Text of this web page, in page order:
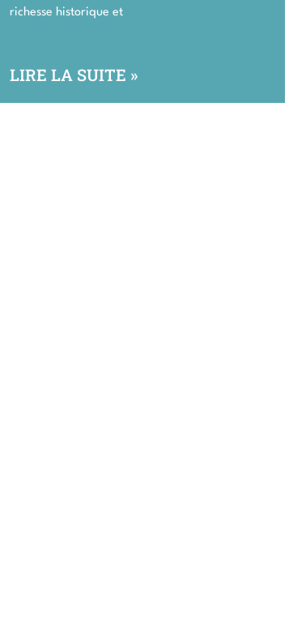
richesse historique et
LIRE LA SUITE »